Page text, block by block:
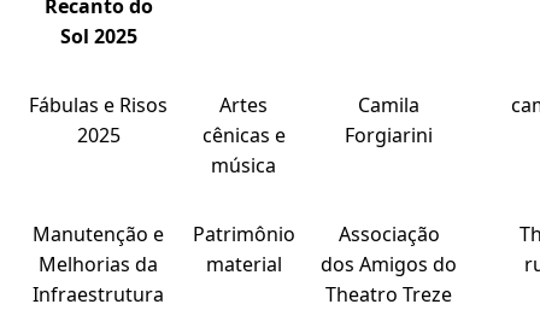
Recanto do
Sol 2025
Fábulas e Risos
2025
Artes
cênicas e
música
Camila
Forgiarini
Manutenção e
Melhorias da
Infraestrutura
Patrimônio
material
Associação
dos Amigos do
Theatro Treze